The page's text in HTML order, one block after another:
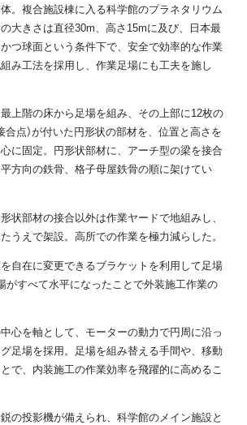
。複合施設棟に入る科学館のプラネタリウム
大きさは直径30m、高さ15mに及び、日本最
つ球面という条件下で、安全で効率的な作業
み工法を採用し、作業足場にも工夫を施し
上階の床から足場を組み、その上部に12枚の
合点）が付いた円形状の部材を、位置と高さを
に固定。円形状部材に、アーチ型の梁を接合
方向の鉄骨、格子母屋鉄骨の順に架けてい
状部材の接合以外は作業ヤードで地組みし、
うえで架設。高所での作業を極力減らした。
自在に変更できるブラケットを利用して足場
がすべて水平になったことで外装施工作業の
心を軸として、モーターの動力で円周に沿っ
足場を採用。足場を組み替える手間や、移動
で、内装施工の作業効率を飛躍的に高めるこ
の投影機が備えられ、科学館のメイン施設と